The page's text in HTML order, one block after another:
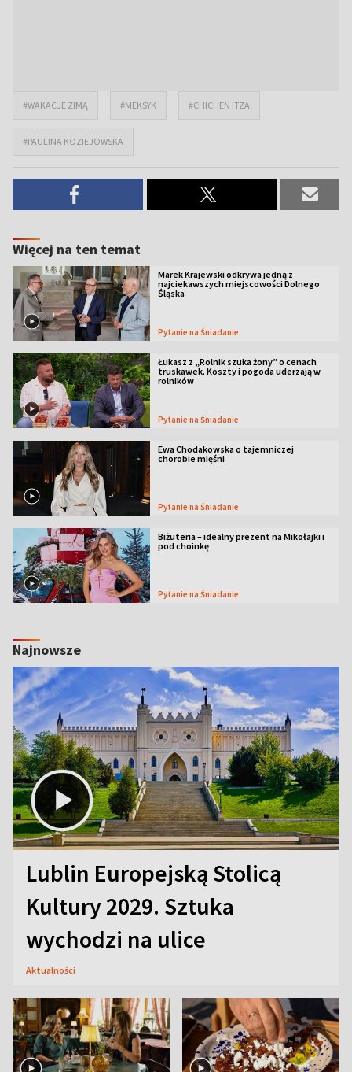
#WAKACJE ZIMĄ #MEKSYK #CHICHEN ITZA
#PAULINA KOZIEJOWSKA
Więcej na ten temat
Marek Krajewski odkrywa jedną z
najciekawszych miejscowości Dolnego
Śląska
Pytanie na Śniadanie
Łukasz z „Rolnik szuka żony” o cenach
truskawek. Koszty i pogoda uderzają w
rolników
Pytanie na Śniadanie
Ewa Chodakowska o tajemniczej
chorobie mięśni
Pytanie na Śniadanie
Biżuteria – idealny prezent na Mikołajki i
pod choinkę
Pytanie na Śniadanie
Najnowsze
Lublin Europejską Stolicą
Kultury 2029. Sztuka
wychodzi na ulice
Aktualności